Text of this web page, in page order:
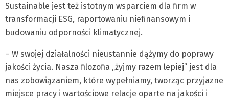
Sustainable jest też istotnym wsparciem dla firm w
transformacji ESG, raportowaniu niefinansowym i
budowaniu odporności klimatycznej.
– W swojej działalności nieustannie dążymy do poprawy
jakości życia. Nasza filozofia „żyjmy razem lepiej” jest dla
nas zobowiązaniem, które wypełniamy, tworząc przyjazne
miejsce pracy i wartościowe relacje oparte na jakości i